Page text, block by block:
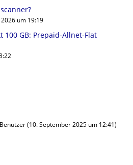
2026 um 19:19
100 GB: Prepaid-Allnet-Flat
(10. September 2025 um 12:41)